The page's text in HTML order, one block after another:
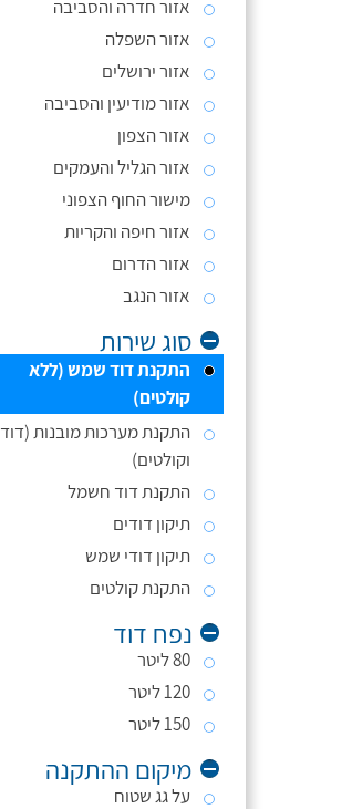
אזור חדרה והסביבה
אזור השפלה
אזור ירושלים
אזור מודיעין והסביבה
אזור הצפון
אזור הגליל והעמקים
מישור החוף הצפוני
אזור חיפה והקריות
אזור הדרום
אזור הנגב
סוג שירות
התקנת דוד שמש (ללא
קולטים)
התקנת מערכות מובנות (דוד
וקולטים)
התקנת דוד חשמל
תיקון דודים
תיקון דודי שמש
התקנת קולטים
נפח דוד
80 ליטר
120 ליטר
150 ליטר
מיקום ההתקנה
על גג שטוח